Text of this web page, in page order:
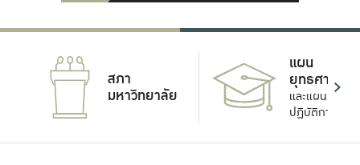
สภา
มหาวิทยาลัย
แผน
ยุทธศาสตร์
และแผน
ปฏิบัติการ